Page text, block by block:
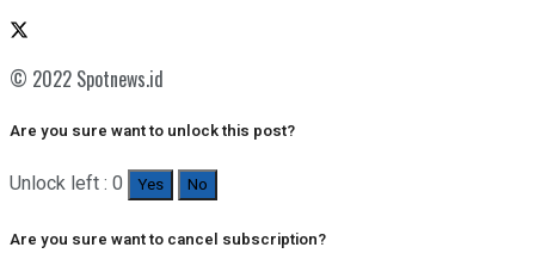
© 2022 Spotnews.id
Are you sure want to unlock this post?
Unlock left : 0 Yes No
Are you sure want to cancel subscription?